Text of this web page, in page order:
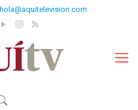
hola@aquitelevision.com